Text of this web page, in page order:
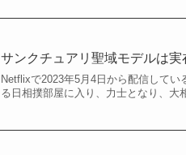
サンクチュアリ聖域モデルは
Netflixで2023年5月4日から配信して
る日相撲部屋に入り、力士となり、